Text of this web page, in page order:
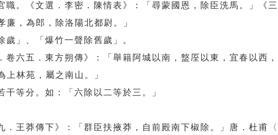
職。《文選．李密．陳情表》：「尋蒙國恩，除臣洗馬。」《
廉，為郎，除洛陽北都尉。」
」、「爆竹一聲除舊歲」。
卷六五．東方朔傳》：「舉籍阿城以南，盩厔以東，宜春以西
上林苑，屬之南山。」
等分。如：「六除以二等於三。」
．王莽傳下》：「群臣扶掖莽，自前殿南下椒除。」唐．杜甫